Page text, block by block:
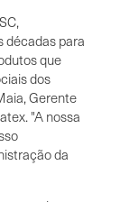
décadas para
que
dos
Gerente
"A nossa
da